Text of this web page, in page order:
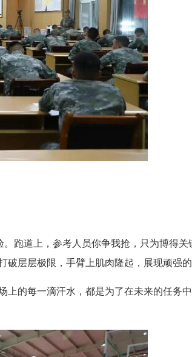
跑道上，参考人员你争我抢，只为博得关
层层极限，手臂上肌肉隆起，展现顽强的
的每一滴汗水，都是为了在未来的任务